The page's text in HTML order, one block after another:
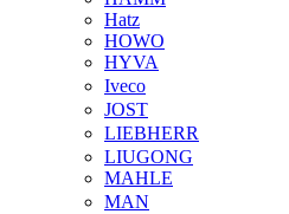
Hatz
HOWO
HYVA
Iveco
JOST
LIEBHERR
LIUGONG
MAHLE
MAN